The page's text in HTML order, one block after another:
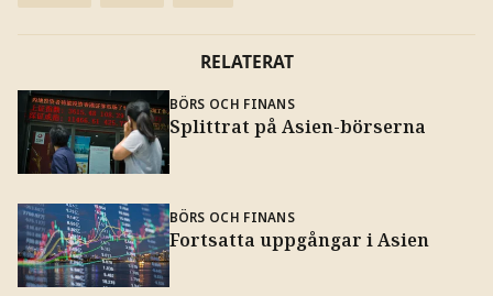
RELATERAT
BÖRS OCH FINANS
Splittrat på Asien-börserna
BÖRS OCH FINANS
Fortsatta uppgångar i Asien